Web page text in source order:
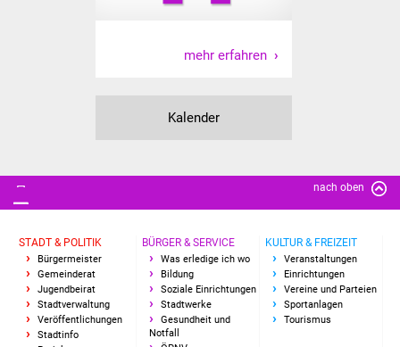
mehr erfahren
Kalender
nach oben
STADT & POLITIK
Bürgermeister
Gemeinderat
Jugendbeirat
Stadtverwaltung
Veröffentlichungen
Stadtinfo
BÜRGER & SERVICE
Was erledige ich wo
Bildung
Soziale Einrichtungen
Stadtwerke
Gesundheit und
Notfall
KULTUR & FREIZEIT
Veranstaltungen
Einrichtungen
Vereine und Parteien
Sportanlagen
Tourismus